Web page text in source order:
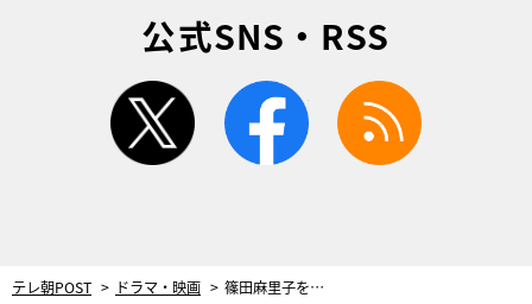
公式SNS・RSS
twitter facebook
テレ朝POST ドラマ・映画 篠田麻里子を推した“最大の理由”も。『離婚しない男』SP座談会で語る「ここが超ヤバい！BEST5」